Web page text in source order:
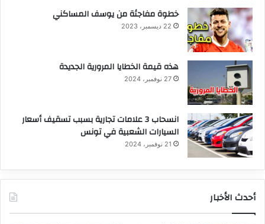
خطوة مفاجئة من يوسف المساكني
22 ديسمبر، 2023
هذه قيمة الخطايا المرورية الجديدة
27 نوفمبر، 2024
انسحاب 3 علامات تجارية بسبب تسقيف أسعار
السيارات الشعبية في تونس
21 نوفمبر، 2024
أحدث الأخبار